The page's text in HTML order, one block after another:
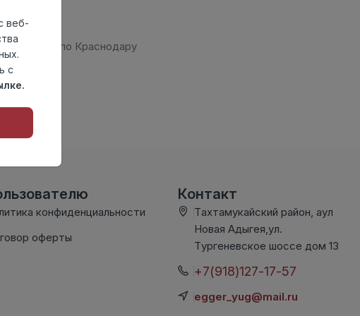
только по Краснодару
конфиденциальности
оферты
Контакт
Тахтамукайский район, аул
Новая Адыгея,ул.
Тургеневское шоссе дом 13
+7(918)127-17-57
egger_yug@mail.ru
веб-
с